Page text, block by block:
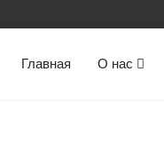
Главная О нас